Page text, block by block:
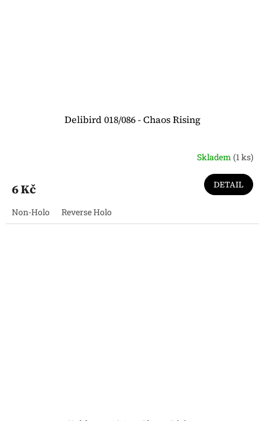
Delibird 018/086 - Chaos Rising
Skladem (1 ks)
6 Kč DETAIL
Non-Holo Reverse Holo